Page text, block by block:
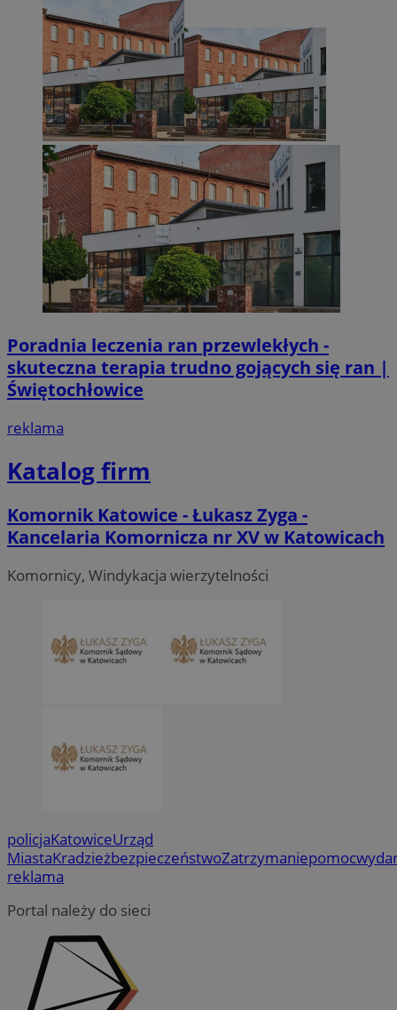
Poradnia leczenia ran przewlekłych -
skuteczna terapia trudno gojących się ran |
Świętochłowice
reklama
Katalog firm
Komornik Katowice - Łukasz Zyga -
Kancelaria Komornicza nr XV w Katowicach
Komornicy, Windykacja wierzytelności
policjaKatowiceUrząd
MiastaKradzieżbezpieczeństwoZatrzymaniepomoc
reklama
Portal należy do sieci